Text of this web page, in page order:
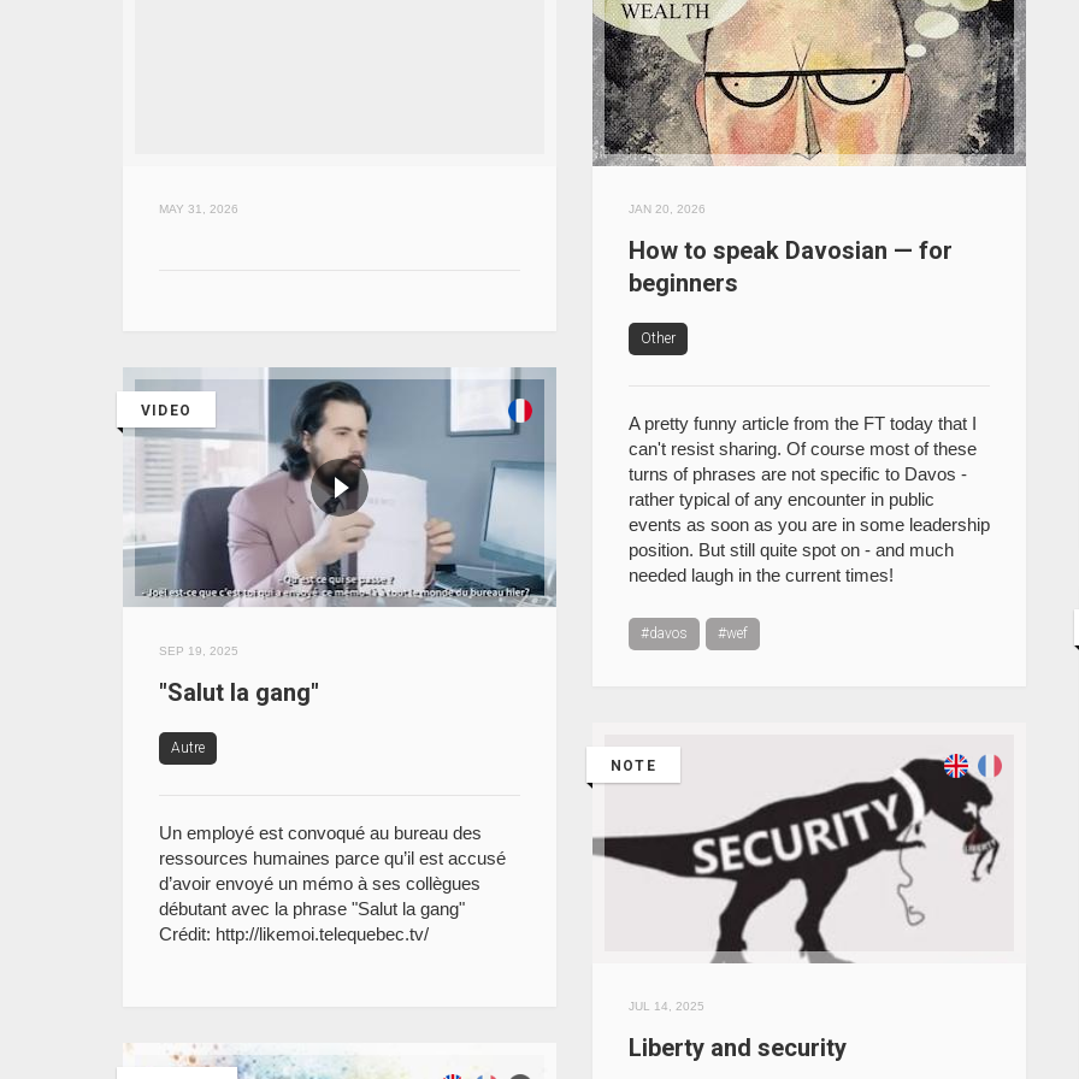
MAY 31, 2026 JAN 20, 2026
How to speak Davosian — for
beginners
Other
A pretty funny article from the FT today that I
can't resist sharing. Of course most of these
turns of phrases are not specific to Davos -
rather typical of any encounter in public
events as soon as you are in some leadership
position. But still quite spot on - and much
needed laugh in the current times!
#davos #wef
VIDEO
SEP 19, 2025
"Salut la gang"
Autre
Un employé est convoqué au bureau des
ressources humaines parce qu’il est accusé
d’avoir envoyé un mémo à ses collègues
débutant avec la phrase "Salut la gang"
Crédit: http://likemoi.telequebec.tv/
NOTE
JUL 14, 2025
Liberty and security